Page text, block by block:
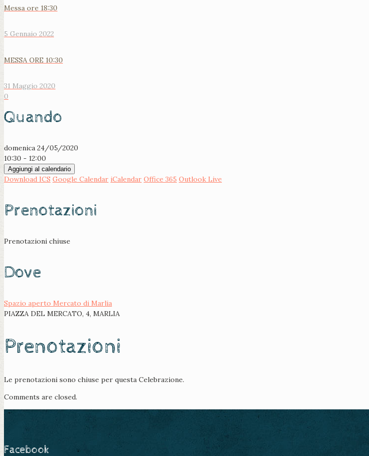
Messa ore 18:30
5 Gennaio 2022
MESSA ORE 10:30
31 Maggio 2020
0
Quando
domenica 24/05/2020
10:30 - 12:00
Aggiungi al calendario
Download ICS Google Calendar iCalendar Office 365 Outlook Live
Prenotazioni
Prenotazioni chiuse
Dove
Spazio aperto Mercato di Marlia
PIAZZA DEL MERCATO, 4, MARLIA
Prenotazioni
Le prenotazioni sono chiuse per questa Celebrazione.
Comments are closed.
Facebook